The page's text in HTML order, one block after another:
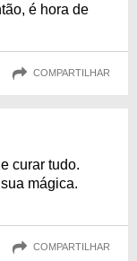
é hora de
COMPARTILHAR
curar tudo.
mágica.
COMPARTILHAR